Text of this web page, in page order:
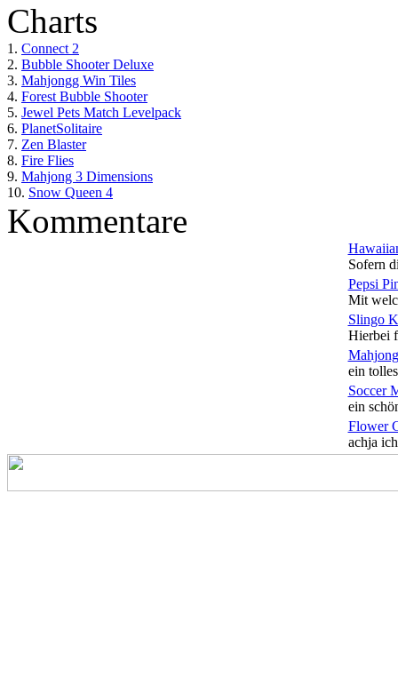
Charts
1. Connect 2
2. Bubble Shooter Deluxe
3. Mahjongg Win Tiles
4. Forest Bubble Shooter
5. Jewel Pets Match Levelpack
6. PlanetSolitaire
7. Zen Blaster
8. Fire Flies
9. Mahjong 3 Dimensions
10. Snow Queen 4
Kommentare
Sofern
Pepsi
Mit
Slingo
Hierbei
ein
Soccer
ein
Flower
achja